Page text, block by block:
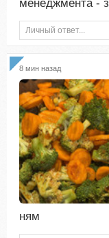
менеджмента -
Личный ответ...
9 мин назад
ням